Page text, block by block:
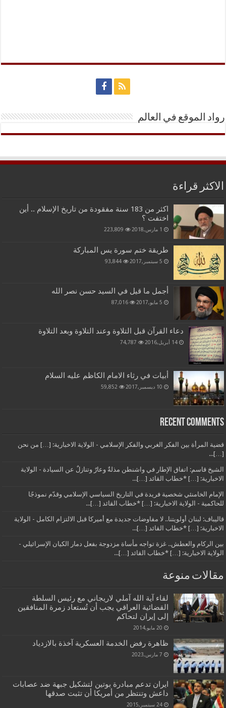
رواد الموقع في العالم
الاكثر قراءة
اكثر من 183 سنة مفقودة من تاريخ الإسلام .. أين
اختفت ؟
1 مارس,2018 223,809
طريقة ختم سورة يس المباركة
5 سبتمبر,2017 93,844
أجمل ما قيل في السيد حسن نصر الله
5 مايو,2017 87,016
دعاء القرآن قبل التلاوة وعند التلاوة وبعد التلاوة
14 أبريل,2016 74,787
أبيات في رثاء الامام الكاظم عليه السلام
10 ديسمبر,2017 59,852
Recent Comments
قضية المرأة بين الفكر الغربي والفكر الإسلامي - الولاية الاخبارية: […] من نحن
[…]...
الشيخ قاسم: اتفاق الإطار في واشنطن مذلةٌ وعارٌ وتنازلٌ عن السيادة - الولاية
الاخبارية: […] *خطاب القائد […]...
الإمام الخامنئي شخصية فريدة في التاريخ السياسي الإسلامي وقدّم نموذجًا
للحاكمية - الولاية الاخبارية: […] *خطاب القائد […]...
قاليباف: لبنان أولويتنا.. لا مفاوضات جديدة مع أميركا قبل الالتزام الكامل - الولاية
الاخبارية: […] *خطاب القائد […]...
بين الركام والعطش.. غزة تواجه مأساة مزدوجة بفعل دمار الكيان الإسرائيلي -
الولاية الاخبارية: […] *خطاب القائد […]...
مقالات منوعة
لقاء آية الله آملي لاريجاني مع رئيس السلطة
القضائية العراقي يجب أن تُستعاد زمرة المنافقين
إلى إيران لتحاكم
20 مايو,2014
ظاهرة رفض الخدمة العسكرية آخذة بالازدياد
7 مارس,2023
ايران تدعم مبادرة بوتين لتشكيل جبهة ضد عصابات
داعش وتنتظر من أمريكا أن تثبت صدقها
24 سبتمبر,2015